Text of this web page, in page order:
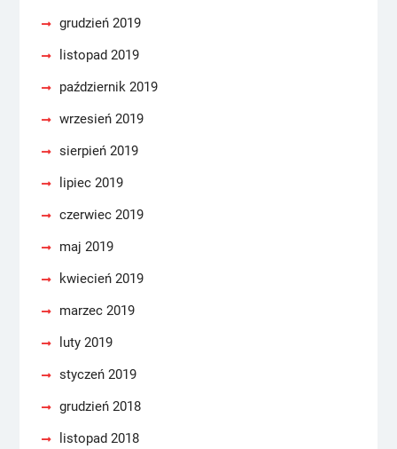
grudzień 2019
listopad 2019
październik 2019
wrzesień 2019
sierpień 2019
lipiec 2019
czerwiec 2019
maj 2019
kwiecień 2019
marzec 2019
luty 2019
styczeń 2019
grudzień 2018
listopad 2018